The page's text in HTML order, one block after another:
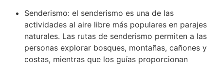
Senderismo: el senderismo es una de las
actividades al aire libre más populares en parajes
naturales. Las rutas de senderismo permiten a las
personas explorar bosques, montañas, cañones y
costas, mientras que los guías proporcionan